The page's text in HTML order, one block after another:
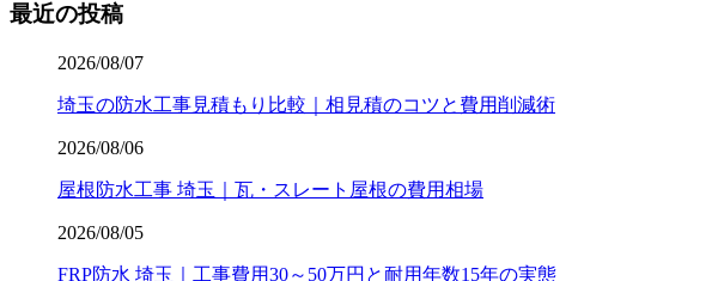
最近の投稿
2026/08/07
埼玉の防水工事見積もり比較｜相見積のコツと費用削減術
2026/08/06
屋根防水工事 埼玉｜瓦・スレート屋根の費用相場
2026/08/05
FRP防水 埼玉｜工事費用30～50万円と耐用年数15年の実態